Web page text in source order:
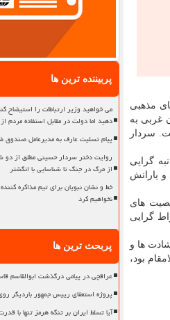
مذهبی
غربی به
سردار
گرایی
یارانش
های
گرایی
ها و
بود،
پربیننده ترین ها
می خواهید وزیر ارتباطات را استیضاح
دهید اما دولت در مقابل استفاده مردم
پیام تسلیت عارف به مدیرعامل صندوق
روایت دختر سردار حسینی مطلق از دو
از مرگ در جنگ تا شناسایی با انگشتر
خط و نشان نبویان برای تیم مذاکره
نخواهیم کرد
پربحث ترین ها
عراقچی در پیامی درگذشت ابوالقاسم
پروژه استعفای رییس جمهور باردیگر
آیا تسلط ایران بر تنگه هرمز تنها با